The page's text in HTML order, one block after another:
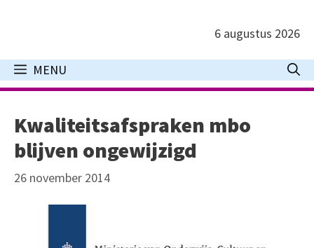
inhoud
6 augustus 2026
MENU
Kwaliteitsafspraken mbo
blijven ongewijzigd
26 november 2014